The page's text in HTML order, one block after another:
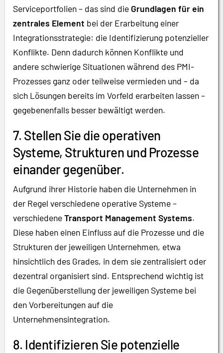
Serviceportfolien – das sind die Grundlagen für ein
zentrales Element bei der Erarbeitung einer
Integrationsstrategie: die Identifizierung potenzieller
Konflikte. Denn dadurch können Konflikte und
andere schwierige Situationen während des PMI-
Prozesses ganz oder teilweise vermieden und – da
sich Lösungen bereits im Vorfeld erarbeiten lassen –
gegebenenfalls besser bewältigt werden.
7. Stellen Sie die operativen
Systeme, Strukturen und Prozesse
einander gegenüber.
Aufgrund ihrer Historie haben die Unternehmen in
der Regel verschiedene operative Systeme –
verschiedeneTransport Management Systems.
Diese haben einen Einfluss auf die Prozesse und die
Strukturen der jeweiligen Unternehmen, etwa
hinsichtlich des Grades, in dem sie zentralisiert oder
dezentral organisiert sind. Entsprechend wichtig ist
die Gegenüberstellung der jeweiligen Systeme bei
den Vorbereitungen auf die
Unternehmensintegration.
8. Identifizieren Sie potenzielle